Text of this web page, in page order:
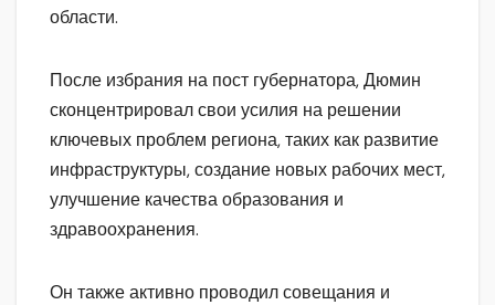
области.
После избрания на пост губернатора, Дюмин
сконцентрировал свои усилия на решении
ключевых проблем региона, таких как развитие
инфраструктуры, создание новых рабочих мест,
улучшение качества образования и
здравоохранения.
Он также активно проводил совещания и